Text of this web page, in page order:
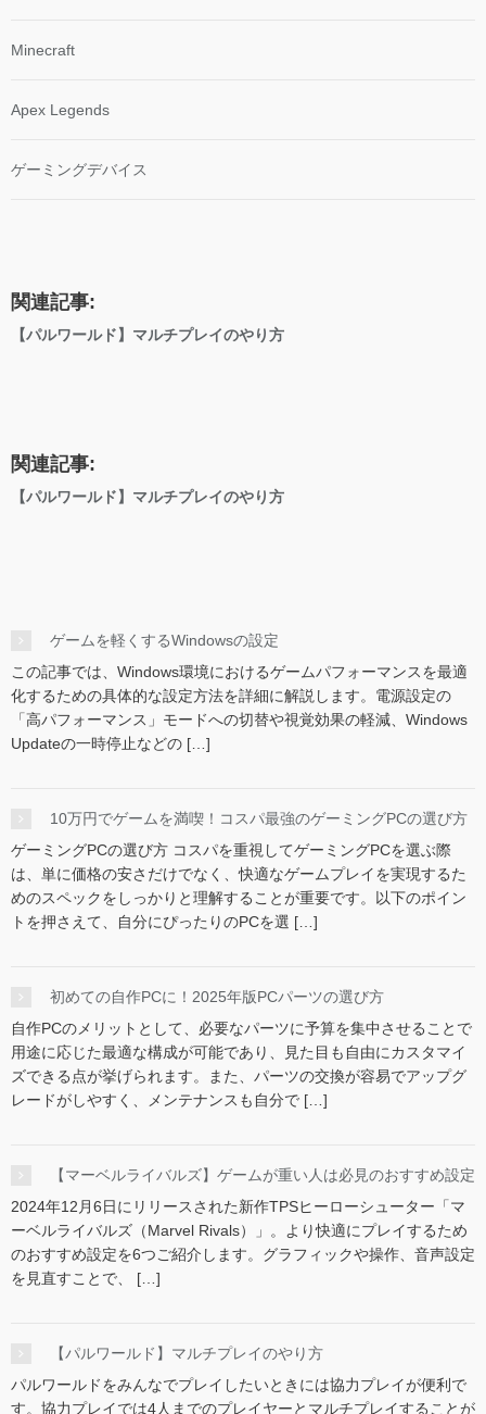
Minecraft
Apex Legends
ゲーミングデバイス
関連記事:
【パルワールド】マルチプレイのやり方
関連記事:
【パルワールド】マルチプレイのやり方
ゲームを軽くするWindowsの設定
この記事では、Windows環境におけるゲームパフォーマンスを最適
化するための具体的な設定方法を詳細に解説します。電源設定の
「高パフォーマンス」モードへの切替や視覚効果の軽減、Windows
Updateの一時停止などの […]
10万円でゲームを満喫！コスパ最強のゲーミングPCの選び方
ゲーミングPCの選び方 コスパを重視してゲーミングPCを選ぶ際
は、単に価格の安さだけでなく、快適なゲームプレイを実現するた
めのスペックをしっかりと理解することが重要です。以下のポイン
トを押さえて、自分にぴったりのPCを選 […]
初めての自作PCに！2025年版PCパーツの選び方
自作PCのメリットとして、必要なパーツに予算を集中させることで
用途に応じた最適な構成が可能であり、見た目も自由にカスタマイ
ズできる点が挙げられます。また、パーツの交換が容易でアップグ
レードがしやすく、メンテナンスも自分で […]
【マーベルライバルズ】ゲームが重い人は必見のおすすめ設定
2024年12月6日にリリースされた新作TPSヒーローシューター「マ
ーベルライバルズ（Marvel Rivals）」。より快適にプレイするため
のおすすめ設定を6つご紹介します。グラフィックや操作、音声設定
を見直すことで、 […]
【パルワールド】マルチプレイのやり方
パルワールドをみんなでプレイしたいときには協力プレイが便利で
す。協力プレイでは4人までのプレイヤーとマルチプレイすることが